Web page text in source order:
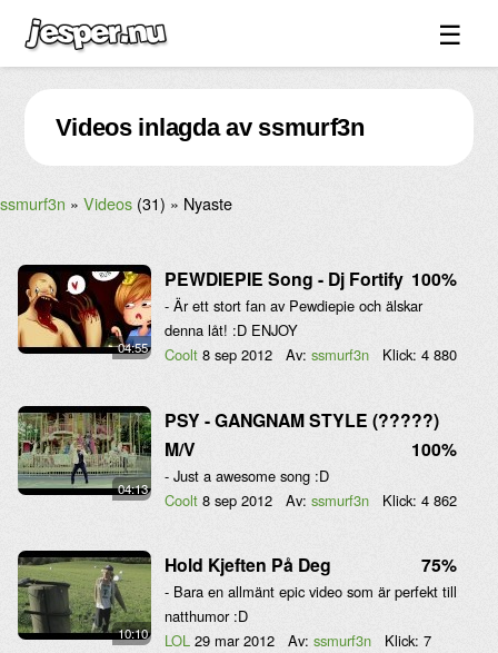
☰
Spel ↓
Bilder ↓
Forum ↓
Länkar
Blandat ↓
Om sidan ↓
Videos inlagda av ssmurf3n
ssmurf3n Videos (31) Nyaste
04:55
PEWDIEPIE Song - Dj Fortify 100%
- Är ett stort fan av Pewdiepie och älskar
denna låt! :D ENJOY
Coolt 8 sep 2012 Av: ssmurf3n Klick: 4 880
04:13
PSY - GANGNAM STYLE (?????)
M/V
100%
- Just a awesome song :D
Coolt 8 sep 2012 Av: ssmurf3n Klick: 4 862
10:10
Hold Kjeften På Deg 75%
- Bara en allmänt epic video som är perfekt till
natthumor :D
LOL 29 mar 2012 Av: ssmurf3n Klick: 7